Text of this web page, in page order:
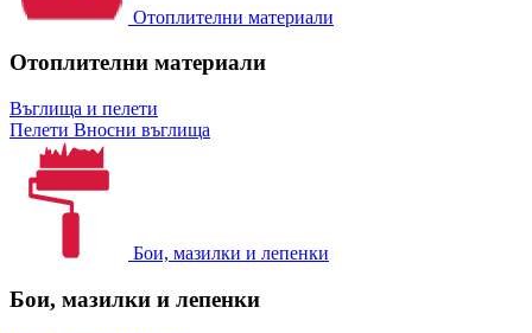
Отоплителни материали
Отоплителни материали
Въглища и пелети
Пелети Вносни въглища
Бои, мазилки и лепенки
Бои, мазилки и лепенки